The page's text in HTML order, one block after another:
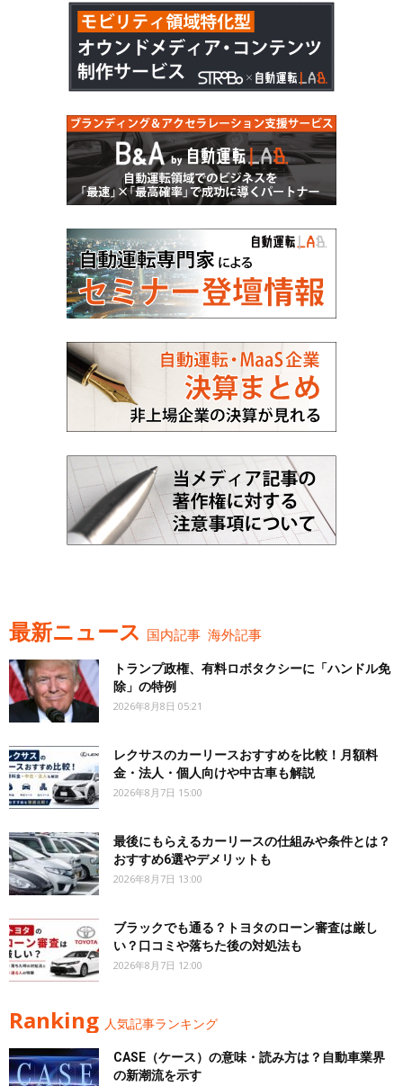
最新ニュース 国内記事 海外記事
トランプ政権、有料ロボタクシーに「ハンドル免
除」の特例
2026年8月8日 05:21
レクサスのカーリースおすすめを比較！月額料
金・法人・個人向けや中古車も解説
2026年8月7日 15:00
最後にもらえるカーリースの仕組みや条件とは？
おすすめ6選やデメリットも
2026年8月7日 13:00
ブラックでも通る？トヨタのローン審査は厳し
い？口コミや落ちた後の対処法も
2026年8月7日 12:00
Ranking 人気記事ランキング
CASE（ケース）の意味・読み方は？自動車業界
の新潮流を示す